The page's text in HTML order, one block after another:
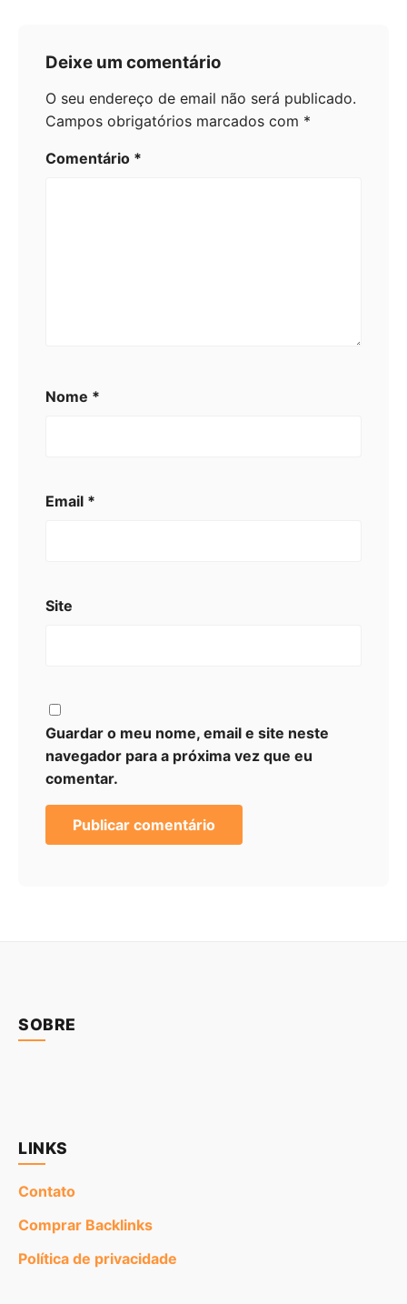
Deixe um comentário
O seu endereço de email não será publicado.
Campos obrigatórios marcados com *
Comentário *
Nome *
Email *
Site
Guardar o meu nome, email e site neste
navegador para a próxima vez que eu
comentar.
SOBRE
LINKS
Contato
Comprar Backlinks
Política de privacidade